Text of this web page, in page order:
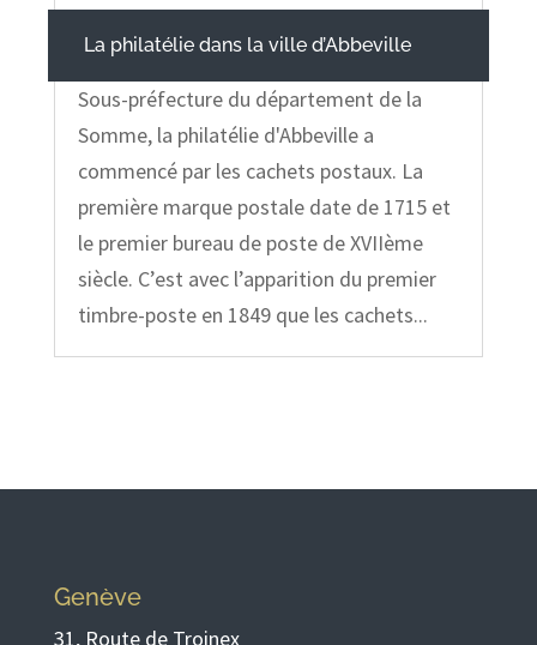
La philatélie dans la ville d’Abbeville
Sous-préfecture du département de la
Somme, la philatélie d'Abbeville a
commencé par les cachets postaux. La
première marque postale date de 1715 et
le premier bureau de poste de XVIIème
siècle. C’est avec l’apparition du premier
timbre-poste en 1849 que les cachets...
Genève
31, Route de Troinex